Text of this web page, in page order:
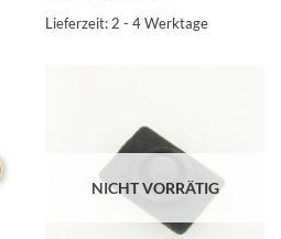
Lieferzeit:2 - 4 Werktage
NICHT VORRÄTIG